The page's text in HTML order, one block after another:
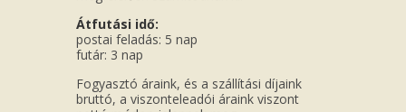
Átfutási idő:
postai feladás: 5 nap
futár: 3 nap
Fogyasztó áraink, és a szállítási díjaink
bruttó, a viszonteleadói áraink viszont